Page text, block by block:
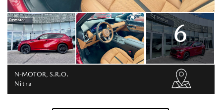
6
N-MOTOR, S.R.O.
Nitra